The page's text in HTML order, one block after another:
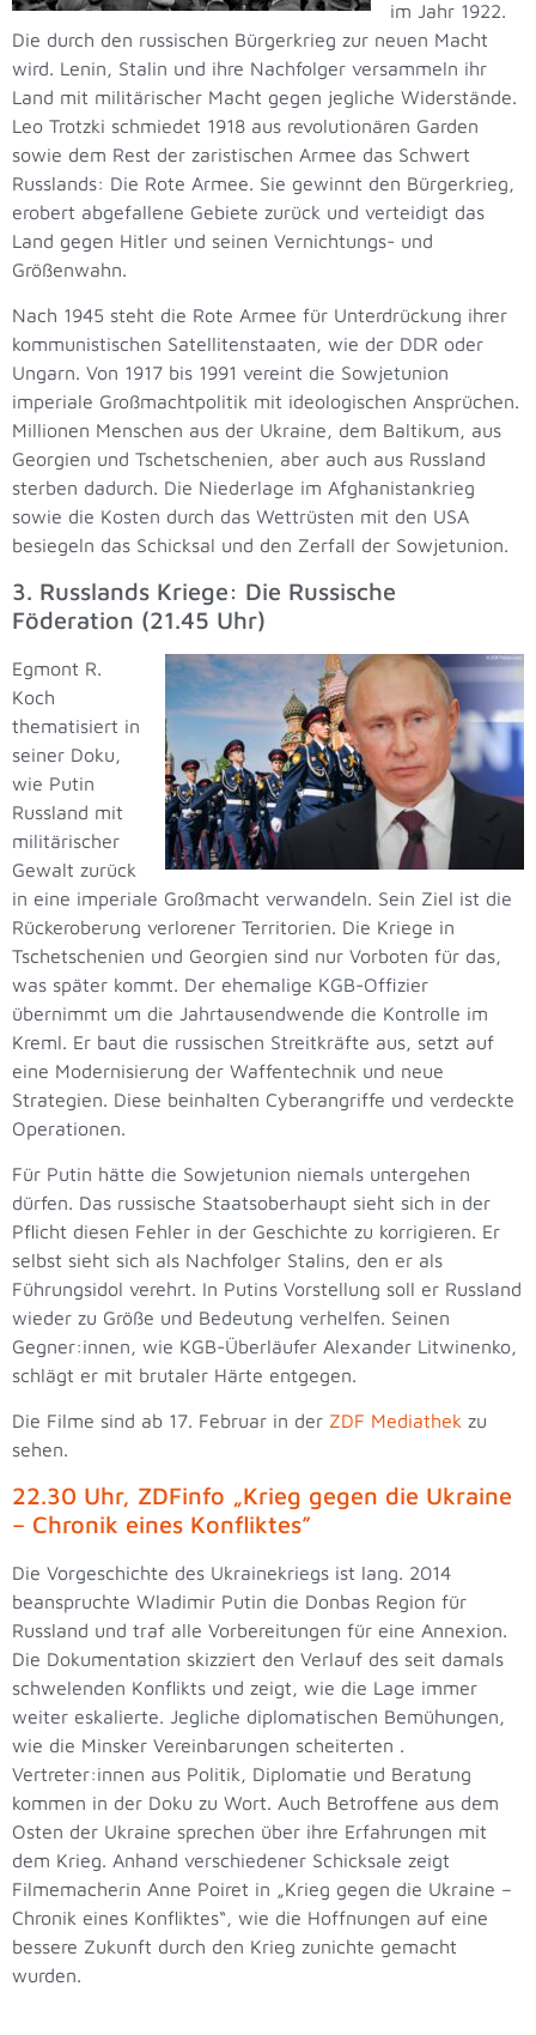
im Jahr 1922.
Die durch den russischen Bürgerkrieg zur neuen Macht
wird. Lenin, Stalin und ihre Nachfolger versammeln ihr
Land mit militärischer Macht gegen jegliche Widerstände.
Leo Trotzki schmiedet 1918 aus revolutionären Garden
sowie dem Rest der zaristischen Armee das Schwert
Russlands: Die Rote Armee. Sie gewinnt den Bürgerkrieg,
erobert abgefallene Gebiete zurück und verteidigt das
Land gegen Hitler und seinen Vernichtungs- und
Größenwahn.
Nach 1945 steht die Rote Armee für Unterdrückung ihrer
kommunistischen Satellitenstaaten, wie der DDR oder
Ungarn. Von 1917 bis 1991 vereint die Sowjetunion
imperiale Großmachtpolitik mit ideologischen Ansprüchen.
Millionen Menschen aus der Ukraine, dem Baltikum, aus
Georgien und Tschetschenien, aber auch aus Russland
sterben dadurch. Die Niederlage im Afghanistankrieg
sowie die Kosten durch das Wettrüsten mit den USA
besiegeln das Schicksal und den Zerfall der Sowjetunion.
3. Russlands Kriege: Die Russische
Föderation (21.45 Uhr)
Egmont R.
Koch
thematisiert in
seiner Doku,
wie Putin
Russland mit
militärischer
Gewalt zurück
in eine imperiale Großmacht verwandeln. Sein Ziel ist die
Rückeroberung verlorener Territorien. Die Kriege in
Tschetschenien und Georgien sind nur Vorboten für das,
was später kommt. Der ehemalige KGB-Offizier
übernimmt um die Jahrtausendwende die Kontrolle im
Kreml. Er baut die russischen Streitkräfte aus, setzt auf
eine Modernisierung der Waffentechnik und neue
Strategien. Diese beinhalten Cyberangriffe und verdeckte
Operationen.
Für Putin hätte die Sowjetunion niemals untergehen
dürfen. Das russische Staatsoberhaupt sieht sich in der
Pflicht diesen Fehler in der Geschichte zu korrigieren. Er
selbst sieht sich als Nachfolger Stalins, den er als
Führungsidol verehrt. In Putins Vorstellung soll er Russland
wieder zu Größe und Bedeutung verhelfen. Seinen
Gegner:innen, wie KGB-Überläufer Alexander Litwinenko,
schlägt er mit brutaler Härte entgegen.
Die Filme sind ab 17. Februar in der ZDF Mediathek zu
sehen.
22.30 Uhr, ZDFinfo „Krieg gegen die Ukraine
– Chronik eines Konfliktes”
Die Vorgeschichte des Ukrainekriegs ist lang. 2014
beanspruchte Wladimir Putin die Donbas Region für
Russland und traf alle Vorbereitungen für eine Annexion.
Die Dokumentation skizziert den Verlauf des seit damals
schwelenden Konflikts und zeigt, wie die Lage immer
weiter eskalierte. Jegliche diplomatischen Bemühungen,
wie die Minsker Vereinbarungen scheiterten .
Vertreter:innen aus Politik, Diplomatie und Beratung
kommen in der Doku zu Wort. Auch Betroffene aus dem
Osten der Ukraine sprechen über ihre Erfahrungen mit
dem Krieg. Anhand verschiedener Schicksale zeigt
Filmemacherin Anne Poiret in „Krieg gegen die Ukraine –
Chronik eines Konfliktes“, wie die Hoffnungen auf eine
bessere Zukunft durch den Krieg zunichte gemacht
wurden.